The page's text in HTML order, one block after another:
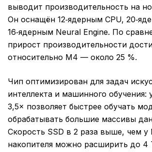
выводит производительность на
Он оснащён 12‑ядерным CPU,
16‑ядерным Neural Engine. По
прирост производительности
относительно M4 — около 25 %.
Чип оптимизирован для задач
интеллекта и машинного обучения:
3,5× позволяет быстрее обучать
обрабатывать большие массивы
Скорость SSD в 2 раза выше, чем у
накопителя можно расширить до